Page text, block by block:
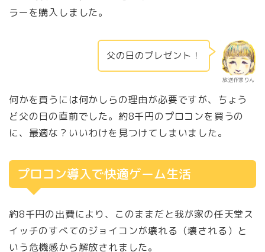
ラーを購入しました。
放送作家りん
父の日のプレゼント！
何かを買うには何かしらの理由が必要ですが、ちょう
ど父の日の直前でした。約8千円のプロコンを買うの
に、最適な？いいわけを見つけてしまいました。
プロコン導入で快適ゲーム生活
約8千円の出費により、このままだと我が家の任天堂ス
イッチのすべてのジョイコンが壊れる（壊される）と
いう危機感から解放されました。